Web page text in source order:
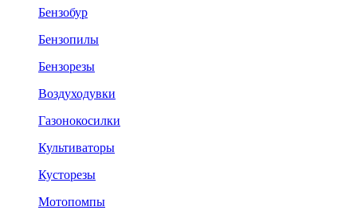
Бензобур
Бензопилы
Бензорезы
Воздуходувки
Газонокосилки
Культиваторы
Кусторезы
Мотопомпы